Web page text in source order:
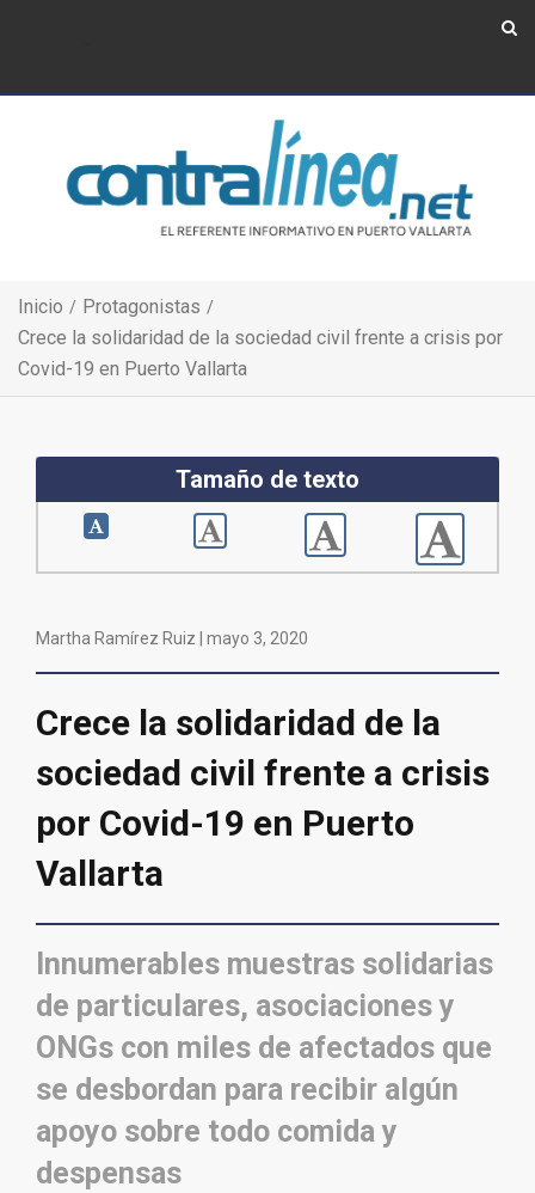
Inicio
Protagonistas
Crece la solidaridad de la sociedad civil frente a crisis por
Covid-19 en Puerto Vallarta
Tamaño de texto
Martha Ramírez Ruiz | mayo 3, 2020
Crece la solidaridad de la
sociedad civil frente a crisis
por Covid-19 en Puerto
Vallarta
Innumerables muestras solidarias
de particulares, asociaciones y
ONGs con miles de afectados que
se desbordan para recibir algún
apoyo sobre todo comida y
despensas